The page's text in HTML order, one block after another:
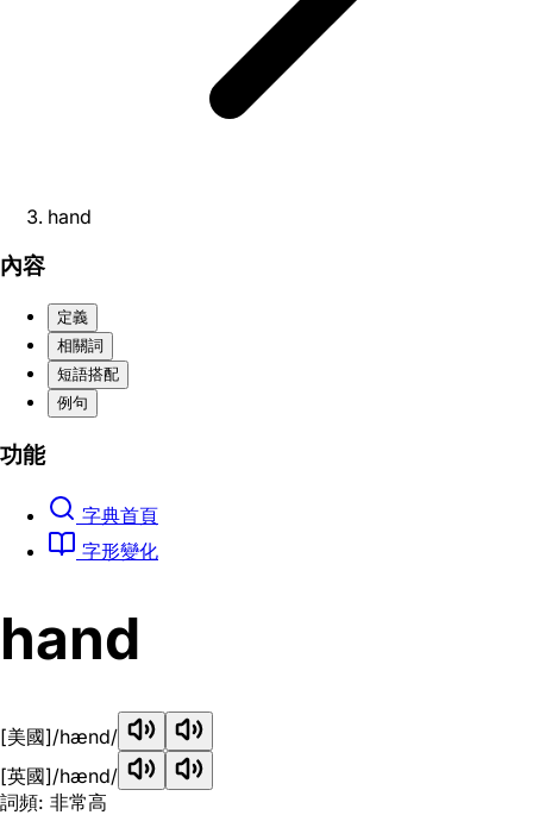
hand
內容
定義
相關詞
短語搭配
例句
功能
字典首頁
字形變化
hand
[美國]/hænd/
[英國]/hænd/
詞頻: 非常高